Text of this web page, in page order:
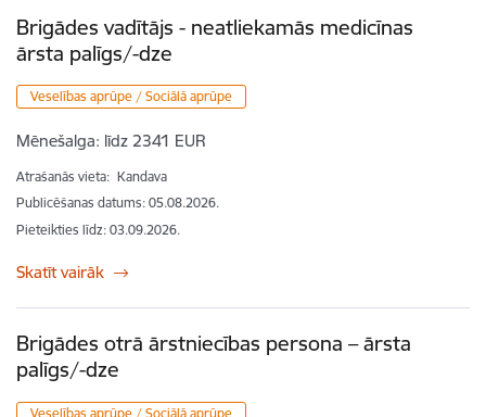
Brigādes vadītājs - neatliekamās medicīnas
ārsta palīgs/-dze
Veselības aprūpe / Sociālā aprūpe
Mēnešalga: līdz 2341 EUR
Atrašanās vieta: Kandava
Publicēšanas datums: 05.08.2026.
Pieteikties līdz: 03.09.2026.
Skatīt vairāk
Brigādes otrā ārstniecības persona – ārsta
palīgs/-dze
Veselības aprūpe / Sociālā aprūpe